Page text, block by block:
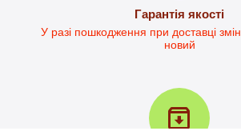
Гарантія якості
У разі пошкодження при доставці
новий